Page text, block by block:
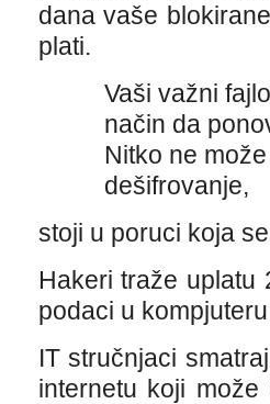
dana vaše
plati.
Vaši važni
način da
Nitko ne
dešifrovanje,
stoji u poruci koja
Hakeri traže uplatu
podaci u
IT stručnjaci
internetu koji